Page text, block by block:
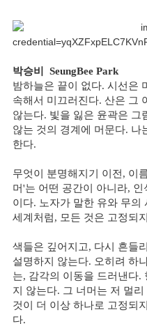
박승비SeungBee Park
밤하늘은 끝이 없다. 시선은
속해서 미끄러진다. 산은 그
않는다. 빛을 잃은 윤곽은 그
않는 것의 경계에 머문다. 나
한다.
무엇이 분명해지기 이전, 이
머'는 어떤 공간이 아니라,
이다. 노자가 말한 유와 무의
세계처럼, 모든 것은 고정되
색들은 깊어지고, 다시 흔들
설명하지 않는다. 오히려 하
는, 감각의 이동을 드러낸다.
지 않는다. 그 너머는 저 멀
것이 더 이상 하나로 고정되
다.